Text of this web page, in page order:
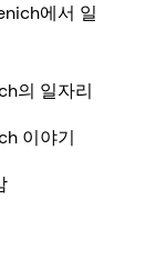
에서 일
의 일자리
이야기